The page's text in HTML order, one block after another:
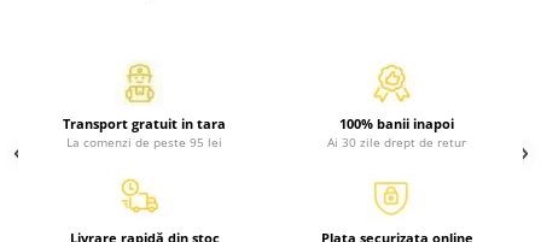
Povesti si povestiri
Dictionare si enciclopedii
Atlase, dictionare si enciclopedii
Dictionare de limba romana
Transport gratuit in tara
La comenzi de peste 95 lei
100% banii inapoi
Ai 30 zile drept de retur
Livrare rapidă din stoc Plata securizata online